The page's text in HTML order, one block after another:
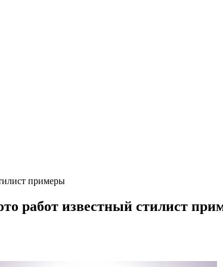
примеры
работ известный стилист